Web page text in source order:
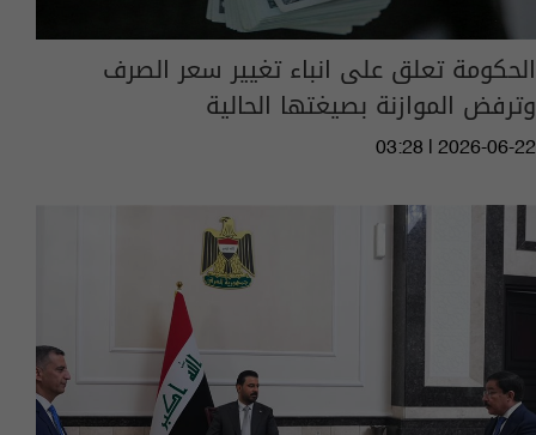
الحكومة تعلق على انباء تغيير سعر الصرف
وترفض الموازنة بصيغتها الحالية
03:28 | 2026-06-22